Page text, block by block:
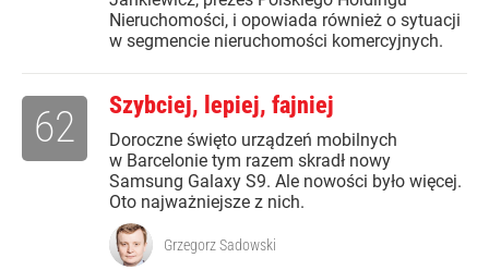
Nieruchomości, i opowiada również o sytuacji
w segmencie nieruchomości komercyjnych.
Szybciej, lepiej, fajniej
Doroczne święto urządzeń mobilnych
w Barcelonie tym razem skradł nowy
Samsung Galaxy S9. Ale nowości było więcej.
Oto najważniejsze z nich.
62
Grzegorz Sadowski